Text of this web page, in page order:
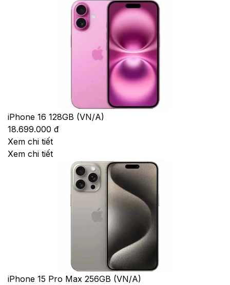
iPhone 16 128GB (VN/A)
18.699.000 đ
Xem chi tiết
Xem chi tiết
iPhone 15 Pro Max 256GB (VN/A)